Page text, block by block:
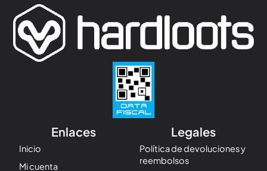
Enlaces
Inicio
Mi cuenta
Legales
Política de devoluciones y
reembolsos